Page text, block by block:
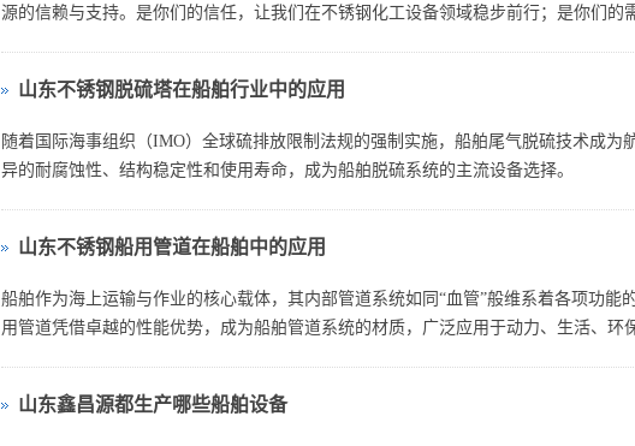
源的信赖与支持。是你们的信任，让我们在不锈钢化工设备领域稳步前行；是你们
山东不锈钢脱硫塔在船舶行业中的应用
随着国际海事组织（IMO）全球硫排放限制法规的强制实施，船舶尾气脱硫技术成
异的耐腐蚀性、结构稳定性和使用寿命，成为船舶脱硫系统的主流设备选择。
山东不锈钢船用管道在船舶中的应用
船舶作为海上运输与作业的核心载体，其内部管道系统如同“血管”般维系着各项功
用管道凭借卓越的性能优势，成为船舶管道系统的材质，广泛应用于动力、生活、
山东鑫昌源都生产哪些船舶设备